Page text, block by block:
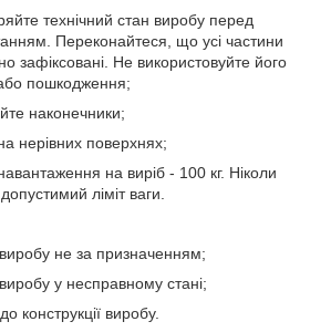
технічний стан виробу перед
Переконайтеся, що усі частини
зафіксовані. Не використовуйте його
пошкодження;
наконечники;
нерівних поверхнях;
на виріб - 100 кг. Ніколи
ліміт ваги.
не за призначенням;
у несправному стані;
конструкції виробу.